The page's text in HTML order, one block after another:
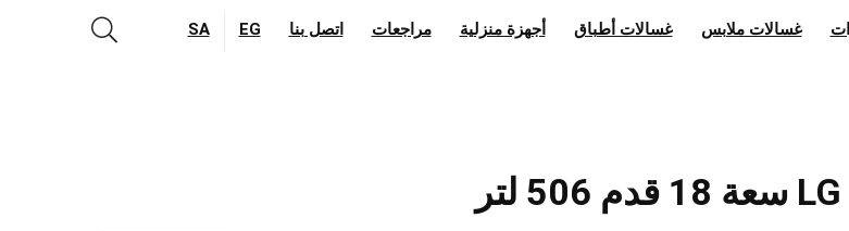
غسالات ملابس غسالات أطباق أجهزة منزلية مراجعات اتصل بنا EG
SA